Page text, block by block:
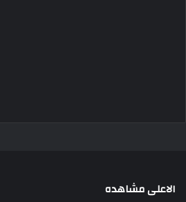
الاعلى مشاهده